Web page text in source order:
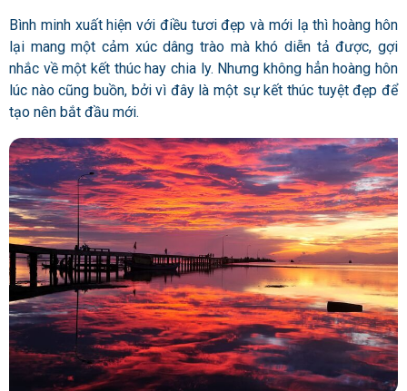
Bình minh xuất hiện với điều tươi đẹp và mới lạ thì hoàng hôn
lại mang một cảm xúc dâng trào mà khó diễn tả được, gợi
nhắc về một kết thúc hay chia ly. Nhưng không hẳn hoàng hôn
lúc nào cũng buồn, bởi vì đây là một sự kết thúc tuyệt đẹp để
tạo nên bắt đầu mới.